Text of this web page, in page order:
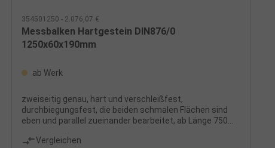
354501250 - 2.076,07 €
Messbalken Hartgestein DIN876/0
1250x60x190mm
ab Werk
zweiseitig genau, hart und verschleißfest,
durchbiegungsfest, die beiden schmalen Flächen sind
eben und parallel zueinander bearbeitet, ab Länge 750
Vergleichen